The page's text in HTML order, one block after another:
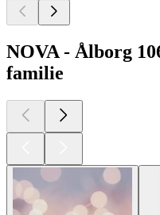
NOVA - Ålborg
familie